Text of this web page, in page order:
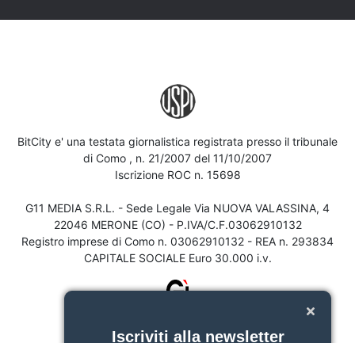
BitCity e' una testata giornalistica registrata presso il tribunale
di Como , n. 21/2007 del 11/10/2007
Iscrizione ROC n. 15698
G11 MEDIA S.R.L. - Sede Legale Via NUOVA VALASSINA, 4
22046 MERONE (CO) - P.IVA/C.F.03062910132
Registro imprese di Como n. 03062910132 - REA n. 293834
CAPITALE SOCIALE Euro 30.000 i.v.
Iscriviti alla newsletter